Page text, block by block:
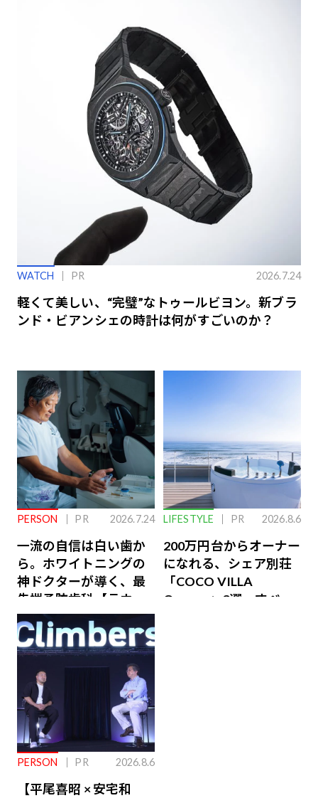
WATCH PR 2026.7.24
軽くて美しい、“完璧”なトゥールビヨン。新ブラ
ンド・ビアンシェの時計は何がすごいのか？
PERSON PR 2026.7.24
一流の自信は白い歯か
ら。ホワイトニングの
神ドクターが導く、最
先端予防歯科【ラウン
ジ会員特典あり】
LIFESTYLE PR 2026.8.6
200万円台からオーナー
になれる、シェア別荘
「COCO VILLA
Owners」3選。すべて
PERSON PR 2026.8.6
【平尾喜昭 × 安宅和